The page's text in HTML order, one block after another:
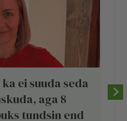
ei suuda seda
aga 8
tundsin end